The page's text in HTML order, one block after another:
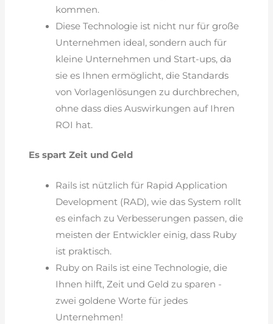
kommen.
Diese Technologie ist nicht nur für große
Unternehmen ideal, sondern auch für
kleine Unternehmen und Start-ups, da
sie es Ihnen ermöglicht, die Standards
von Vorlagenlösungen zu durchbrechen,
ohne dass dies Auswirkungen auf Ihren
ROI hat.
Es spart Zeit und Geld
Rails ist nützlich für Rapid Application
Development (RAD), wie das System rollt
es einfach zu Verbesserungen passen, die
meisten der Entwickler einig, dass Ruby
ist praktisch.
Ruby on Rails ist eine Technologie, die
Ihnen hilft, Zeit und Geld zu sparen -
zwei goldene Worte für jedes
Unternehmen!